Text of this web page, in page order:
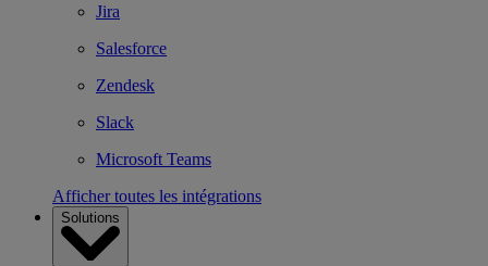
Jira
Salesforce
Zendesk
Slack
Microsoft Teams
Afficher toutes les intégrations
Solutions